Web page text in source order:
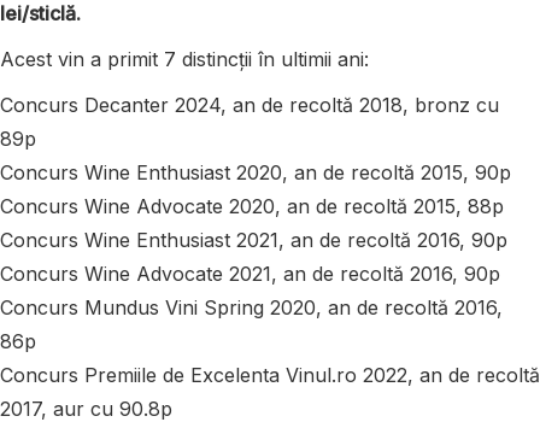
lei/sticlă.
Acest vin a primit 7 distincții în ultimii ani:
Concurs Decanter 2024, an de recoltă 2018, bronz cu
89p
Concurs Wine Enthusiast 2020, an de recoltă 2015, 90p
Concurs Wine Advocate 2020, an de recoltă 2015, 88p
Concurs Wine Enthusiast 2021, an de recoltă 2016, 90p
Concurs Wine Advocate 2021, an de recoltă 2016, 90p
Concurs Mundus Vini Spring 2020, an de recoltă 2016,
86p
Concurs Premiile de Excelenta Vinul.ro 2022, an de recoltă
2017, aur cu 90.8p